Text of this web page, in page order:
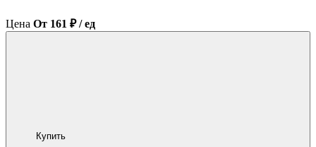
Цена От 161 ₽ / ед
Купить